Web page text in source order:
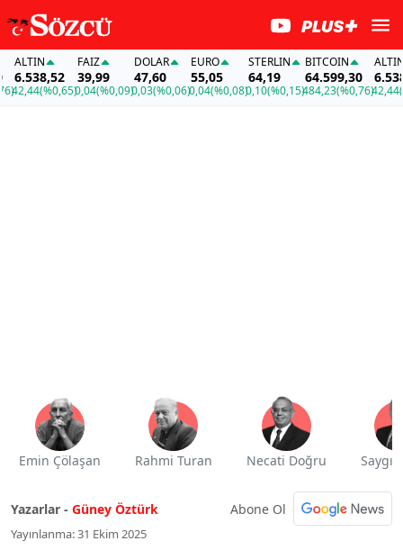
(%0,65)
FAİZ
39,99
0,04(%0,09)
DOLAR
47,60
0,03(%0,06)
EURO
55,05
0,04(%0,08)
STERLIN
64,19
0,10(%0,15)
BITCOIN
64.599,30
484,23(%0,76)
ALTIN
6.538,52
42,44
Emin Çölaşan Rahmi Turan Necati Doğru Saygı
Yazarlar - Güney Öztürk Abone Ol
Yayınlanma: 31 Ekim 2025